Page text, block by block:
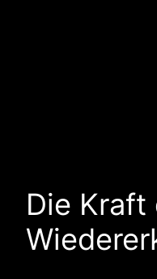
Die Kraft